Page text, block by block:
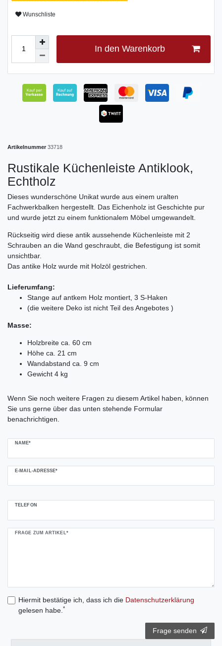
Wunschliste
In den Warenkorb
Artikelnummer 33718
Rustikale Küchenleiste Antiklook,
Echtholz
Dieses wunderschöne Unikat wurde aus einem uralten
Fachwerkbalken hergestellt. Das Eichenholz ist Geschichte pur
und wurde jetzt zu einem funktionalem Möbel umgewandelt.
Rückseitig wird diese antik aussehende Küchenleiste mit 2
Schrauben an die Wand geschraubt, die Befestigung ist somit
unsichtbar.
Das antike Holz wurde mit Holzöl gestrichen.
Lieferumfang:
Stange auf antkem Holz montiert, 3 S-Haken
(die weitere Deko ist nicht Teil des Angebotes )
Masse:
Holzbreite ca. 60 cm
Höhe ca. 21 cm
Wandabstand ca. 9 cm
Gewicht 4 kg
Wenn Sie noch weitere Fragen zu diesem Artikel haben, können
Sie uns gerne über das unten stehende Formular
benachrichtigen.
NAME*
E-MAIL-ADRESSE*
TELEFON
FRAGE ZUM ARTIKEL*
Hiermit bestätige ich, dass ich die Daten­schutz­erklärung
gelesen habe. *
Frage senden